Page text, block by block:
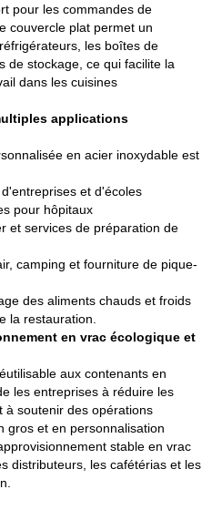
pour les commandes de
couvercle plat permet un
les boîtes de
de stockage, ce qui facilite la
dans les cuisines
applications
en acier inoxydable est
et d'écoles
pour hôpitaux
et services de préparation de
camping et fourniture de pique-
des aliments chauds et froids
la restauration.
en vrac écologique et
aux contenants en
les entreprises à réduire les
à soutenir des opérations
gros et en personnalisation
stable en vrac
distributeurs, les cafétérias et les